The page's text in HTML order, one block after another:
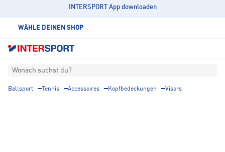
INTERSPORT App downloaden
WÄHLE DEINEN SHOP
Wonach suchst du?
Ballsport Tennis Accessoires Kopfbedeckungen Visors